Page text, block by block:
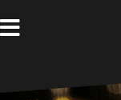
ン
テ
へ